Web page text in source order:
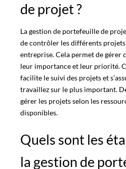
de projet ?
La gestion de portefeuille de
de contrôler lesdifférents projets
entreprise. Cela permet de gérer
leur importance et leur priorité.
facilite lesuivi des projetset
travaillez sur le plus important.
gérer les projets selon les
disponibles.
Quels sont les
la gestion de